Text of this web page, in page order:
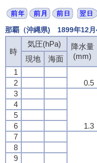
那覇（沖縄県) 1899年12月
時
気圧(hPa)
降水量
(mm)
現地
海面
1
0.5
2
3
1.3
4
5
6
7
8
9
時
気圧(hPa)
降水量
(mm)
現地
海面
1
0.5
2
3
1.3
4
5
6
7
8
9
時
気圧(hPa)
降水量
(mm)
現地
海面
1
0.5
2
3
1.3
4
5
6
7
8
9
時
気圧(hPa)
降水量
(mm)
現地
海面
1
0.5
2
3
1.3
4
5
6
7
8
9